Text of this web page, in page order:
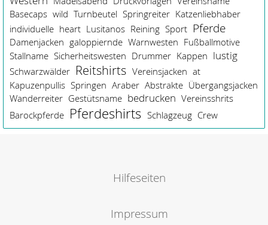
Basecaps wild Turnbeutel Springreiter Katzenliebhaber
individuelle heart Lusitanos Reining Sport Pferde
Damenjacken galoppiernde Warnwesten Fußballmotive
Stallname Sicherheitswesten Drummer Kappen lustig
Schwarzwälder Reitshirts Vereinsjacken at
Kapuzenpullis Springen Araber Abstrakte Übergangsjacken
Wanderreiter Gestütsname bedrucken Vereinsshrits
Barockpferde Pferdeshirts Schlagzeug Crew
Hilfeseiten
Impressum